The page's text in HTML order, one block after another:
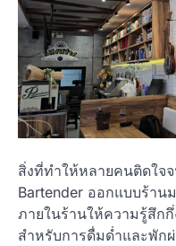
สิ่งที่ทำให้หลายคนติดใจ
Bartender ออกแบบร้าน
ภายในร้านให้ความรู้สึก
สำหรับการดื่มด่ำและพัก